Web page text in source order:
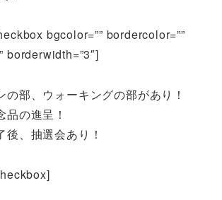
bgcolor=”” bordercolor=””
borderwidth=”3″]
の部、ウォーキングの部があり！
品の進呈！
後、抽選会あり！